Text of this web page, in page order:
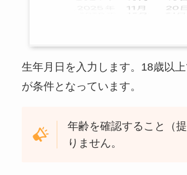
生年月日を入力します。18歳以
が条件となっています。
年齢を確認すること（
りません。